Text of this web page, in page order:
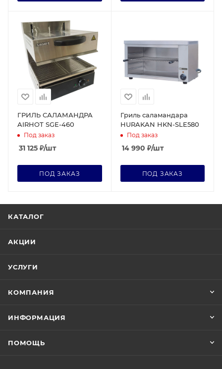
ГРИЛЬ САЛАМАНДРА
AIRHOT SGE-460
Под заказ
31 125 ₽/шт
ПОД ЗАКАЗ
Гриль саламандара
HURAKAN HKN-SLE580
Под заказ
14 990 ₽/шт
ПОД ЗАКАЗ
КАТАЛОГ
АКЦИИ
УСЛУГИ
КОМПАНИЯ
ИНФОРМАЦИЯ
ПОМОЩЬ